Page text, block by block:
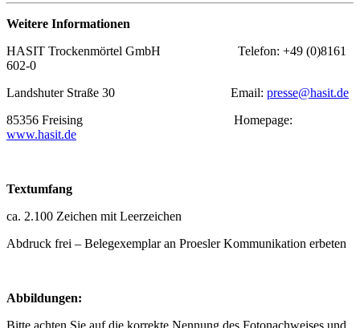
Weitere Informationen
HASIT Trockenmörtel GmbH Telefon: +49 (0)8161
602-0
Landshuter Straße 30 Email: presse@hasit.de
85356 Freising Homepage:
www.hasit.de
Textumfang
ca. 2.100 Zeichen mit Leerzeichen
Abdruck frei – Belegexemplar an Proesler Kommunikation erbeten
Abbildungen:
Bitte achten Sie auf die korrekte Nennung des Fotonachweises und